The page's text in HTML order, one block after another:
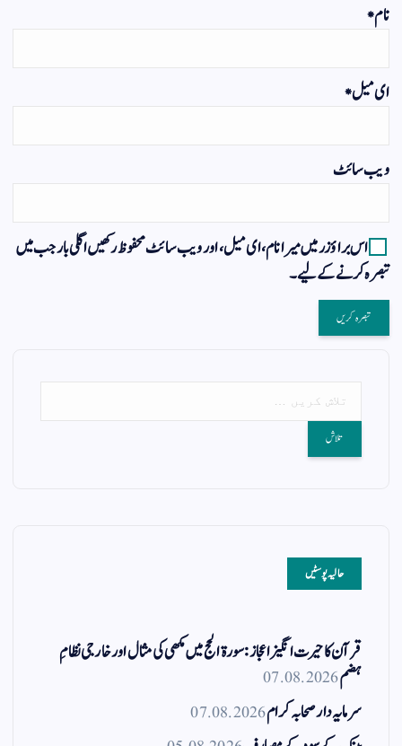
نام*
ای میل*
ویب‌ سائٹ
اس براؤزر میں میرا نام، ای میل، اور ویب سائٹ محفوظ رکھیں اگلی بار جب میں
تبصرہ کرنے کےلیے۔
حالیہ پوسٹیں
قرآن کا حیرت انگیز اعجاز: سورۃ الحج میں مکھی کی مثال اور خارجی نظامِ
ہضم07.08.2026
سرمایہ دار صحابہ کرام07.08.2026